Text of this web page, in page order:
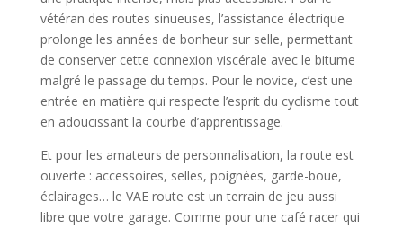
vétéran des routes sinueuses, l’assistance électrique
prolonge les années de bonheur sur selle, permettant
de conserver cette connexion viscérale avec le bitume
malgré le passage du temps. Pour le novice, c’est une
entrée en matière qui respecte l’esprit du cyclisme tout
en adoucissant la courbe d’apprentissage.
Et pour les amateurs de personnalisation, la route est
ouverte : accessoires, selles, poignées, garde-boue,
éclairages… le VAE route est un terrain de jeu aussi
libre que votre garage. Comme pour une café racer qui